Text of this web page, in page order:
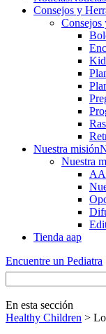
Consejos y
Consejos
Nuestra misión
Nuestra
Tienda aap
Encuentre un Pediatra
En esta sección
Healthy Children >